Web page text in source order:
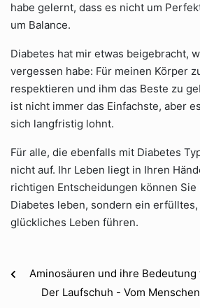
habe gelernt, dass es nicht um
um Balance.
Diabetes hat mir etwas beigebracht,
vergessen habe: Für meinen Körper
respektieren und ihm das Beste zu
ist nicht immer das Einfachste, aber
sich langfristig lohnt.
Für alle, die ebenfalls mit Diabetes
nicht auf. Ihr Leben liegt in Ihren
richtigen Entscheidungen können
Diabetes leben, sondern ein
glückliches Leben führen.
Aminosäuren und ihre
Der Laufschuh - Vom